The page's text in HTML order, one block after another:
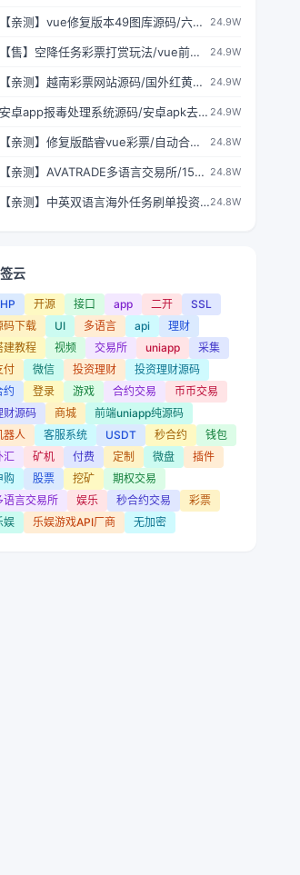
开源/完美运营
【亲测】vue修复版本49图库源码/六合
24.9W
【售】空降任务彩票打赏玩法/vue前端
+视频采集/全开源完美运营
24.9W
【亲测】越南彩票网站源码/国外红黄蓝
24.9W
安卓app报毒处理系统源码/安卓apk去毒
自动打包+随机更换包名签名
24.9W
【亲测】修复版酷睿vue彩票/自动合买
24.8W
【亲测】AVATRADE多语言交易所/15国
易+申购+矿机+风控/前端wap+pc纯源
24.8W
【亲测】中英双语言海外任务刷单投资
24.8W
云
开源 接口 app 二开
SSL
码下载
UI 多语言 api
理财
建教程
视频 交易所 uniapp
采集
付
微信 投资理财
投资理财源码
约
登录 游戏 合约交易
币币交易
财源码
商城
前端uniapp纯源码
器人
客服系统 USDT 秒合约
钱包
汇
矿机 付费 定制 微盘
插件
购
股票 挖矿
期权交易
语言交易所
娱乐 秒合约交易
彩票
娱
乐娱游戏API厂商 无加密